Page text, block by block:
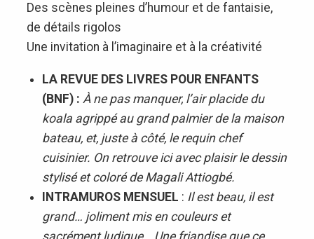
Des scènes pleines d’humour et de fantaisie,
de détails rigolos
Une invitation à l’imaginaire et à la créativité
LA REVUE DES LIVRES POUR ENFANTS
(BNF) : À ne pas manquer, l’air placide du
koala agrippé au grand palmier de la maison
bateau, et, juste à côté, le requin chef
cuisinier. On retrouve ici avec plaisir le dessin
stylisé et coloré de Magali Attiogbé.
INTRAMUROS MENSUEL : Il est beau, il est
grand… joliment mis en couleurs et
sacrément ludique… Une friandise que ce